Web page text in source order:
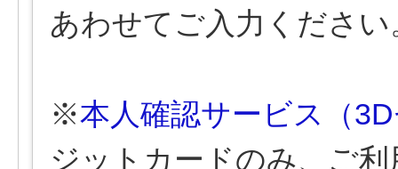
あわせてご入力ください
※本人確認サービス（
ジットカードのみ、ご